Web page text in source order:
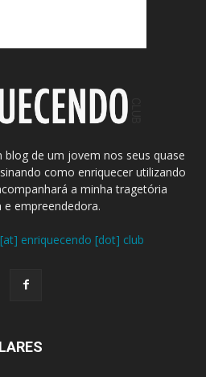
blog de um jovem nos seus quase
como enriquecer utilizando
a minha tragetória
e empreendedora.
enriquecendo [dot] club